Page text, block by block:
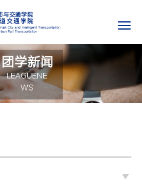
团学新闻
LEAGUENE
WS